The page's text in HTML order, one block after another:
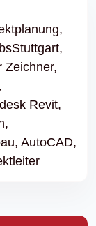
Zeichner,
Revit,
AutoCAD,